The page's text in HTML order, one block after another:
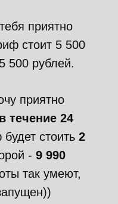
приятно
стоит 5 500
500 рублей.
приятно
в течение 24
стоить 2
- 9 990
так умеют,